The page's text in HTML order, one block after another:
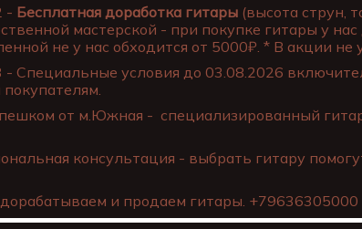
- Бесплатная доработка гитары (высота струн,
мастерской - при покупке гитары у
не у нас обходится от 5000₽. * В акции не
Специальные условия до 03.08.2026
от м.Южная - специализированный
консультация - выбрать гитару
и продаем гитары. +79636305000